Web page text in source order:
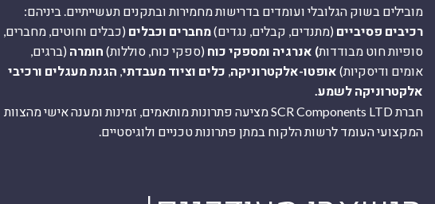
מובילים בשוק הגלובלי ועומדים בדרישות מחמירות ובתקנים תעשייתיים. ביניהם:
רכיבים פסיביים (מתנדים, קבלים, נגדים)מחברים וכבלים (כבלים וחוטים, מחברים,
סופיות חוט מבודדות) אנרגיה ומספקי כוח (ספקי כוח, סוללות) חומרה (ברגים,
אומים ודיסקיות) אופטו-אלקטרוניקה כלים וציוד מעבדתי הגנת מעגלים ורכיבי
אלקטרוניקה לשמע.
חברת SCR Components LTD מציעה פתרונות מותאמים, זמינות ומענה אישי מהצוות
המקצועי העומד לרשות הלקוח במתן פתרונות טכניים ולוגיסטיים.